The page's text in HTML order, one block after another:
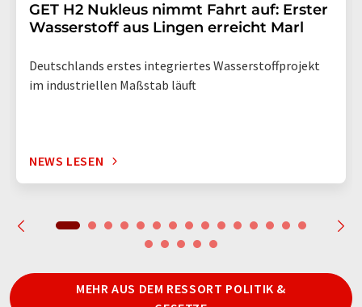
GET H2 Nukleus nimmt Fahrt auf: Erster
Wasserstoff aus Lingen erreicht Marl
Deutschlands erstes integriertes Wasserstoffprojekt
im industriellen Maßstab läuft
NEWS LESEN
MEHR AUS DEM RESSORT POLITIK &